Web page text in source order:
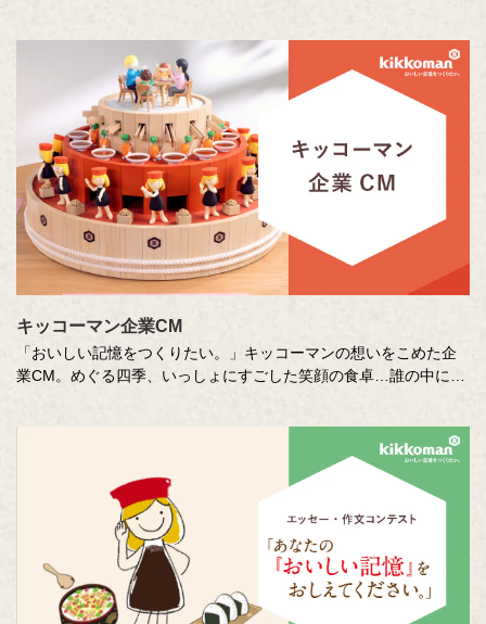
品について、寄せてくださったコメントも紹介しています。
キッコーマン企業CM
「おいしい記憶をつくりたい。」キッコーマンの想いをこめた企
業CM。めぐる四季、いっしょにすごした笑顔の食卓…誰の中にも